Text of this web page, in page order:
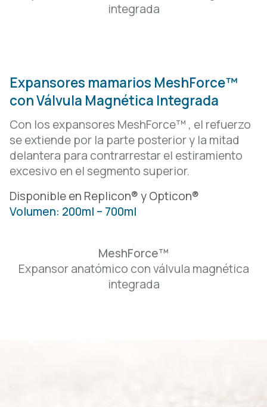
integrada
Expansores mamarios MeshForce™
con Válvula Magnética Integrada
Con los expansores MeshForce™ , el refuerzo
seextiende por la parte posterior y la mitad
delantera para contrarrestar el estiramiento
excesivo en el segmento superior.
Disponible en Replicon® y Opticon®
Volumen: 200ml – 700ml
MeshForce™
Expansor anatómico con válvula magnética
integrada